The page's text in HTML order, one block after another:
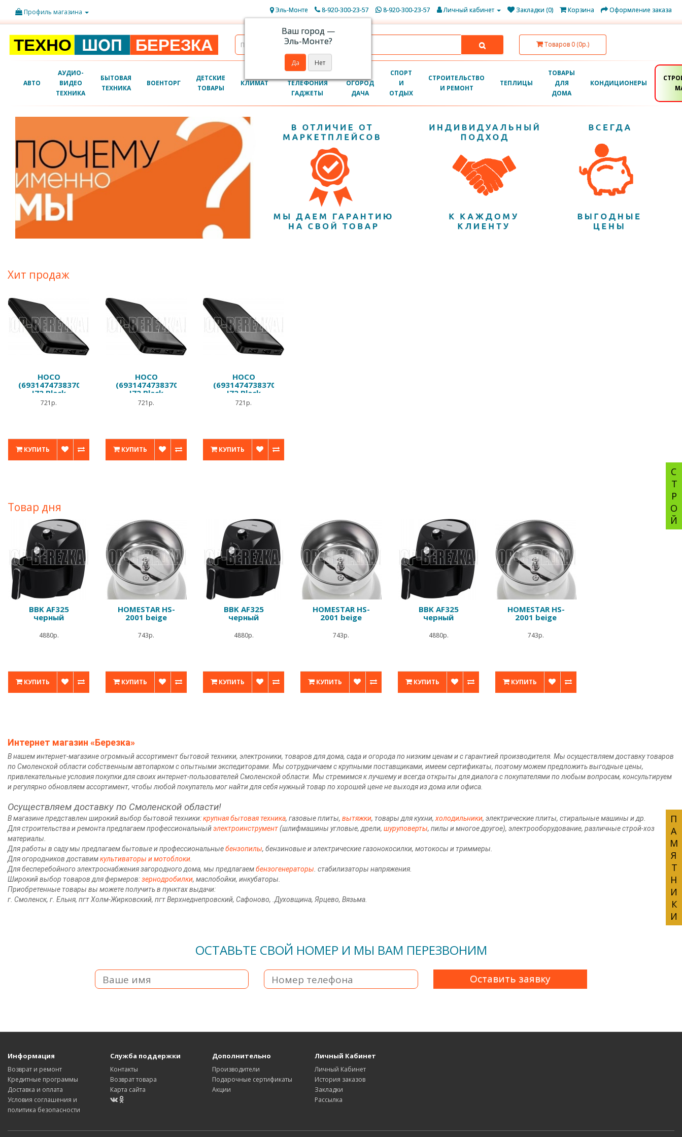
СТРОЙ
ПАМЯТНИКИ
Профиль магазина Эль-Монте
Ваш город —
Эль-Монте?
8-920-300-23-57 8-920-300-23-57 Личный кабинет Закладки (0) Корзина Оформление заказа
Товаров 0 (0р.)
АВТО
АУДИО-
ВИДЕО
ТЕХНИКА
БЫТОВАЯ
ТЕХНИКА
ВОЕНТОРГ
ДЕТСКИЕ
ТОВАРЫ
КЛИМАТ
КОМПЬЮТЕРЫ
ТЕЛЕФОНИЯ
ГАДЖЕТЫ
ОГОРОД
ДАЧА
СПОРТ
И
ОТДЫХ
СТРОИТЕЛЬСТВО
И РЕМОНТ
ТЕПЛИЦЫ
ТОВАРЫ
ДЛЯ
ДОМА
КОНДИЦИОНЕРЫ
Хит продаж
HOCO
(6931474738370)
J72 Black
10000mAh
721р.
КУПИТЬ
HOCO
(6931474738370)
J72 Black
10000mAh
721р.
КУПИТЬ
HOCO
(6931474738370)
J72 Black
10000mAh
721р.
КУПИТЬ
Товар дня
BBK AF325
черный
4880р.
КУПИТЬ
HOMESTAR HS-
2001 beige
743р.
КУПИТЬ
BBK AF325
черный
4880р.
КУПИТЬ
HOMESTAR HS-
2001 beige
743р.
КУПИТЬ
BBK AF325
черный
4880р.
КУПИТЬ
HOMESTAR HS-
2001 beige
743р.
КУПИТЬ
Интернет магазин «Березка»
В нашем интернет-магазине огромный ассортимент бытовой техники, электроники, товаров для дома, сада и огорода по низким ценам и с гарантией производителя. Мы осуществляем доставку товаров
по Смоленской области собственным автопарком с опытными экспедиторами. Мы сотрудничаем с крупными поставщиками, имеем сертификаты, поэтому можем предложить выгодные цены,
привлекательные условия покупки для своих интернет-пользователей Смоленской области. Мы стремимся к лучшему и всегда открыты для диалога с покупателями по любым вопросам, консультируем
и регулярно обновляем ассортимент, чтобы любой покупатель мог найти для себя нужный товар по хорошей цене не выходя из дома или офиса.
Осуществляем доставку по Смоленской области!
В магазине представлен широкий выбор бытовой техники:крупная бытовая техника, газовые плиты, вытяжки, товары для кухни, холодильники, электрические плиты, стиральные машины и др.
Для строительства и ремонта предлагаем профессиональныйэлектроинструмент(шлифмашины угловые, дрели, шуруповерты, пилы и многое другое), электрооборудование, различные строй-хоз
материалы.
Для работы в саду мы предлагаем бытовые и профессиональныебензопилы, бензиновые и электрические газонокосилки, мотокосы и триммеры.
Для огородников доставимкультиваторы и мотоблоки
Для бесперебойного электроснабжения загородного дома, мы предлагаембензогенераторы . стабилизаторы напряжения.
Широкий выбор товаров для фермеров:зернодробилки, маслобойки, инкубаторы.
Приобретенные товары вы можете получить в пунктах выдачи:
г. Смоленск, г. Ельня, пгт Холм-Жирковский, пгт Верхнеднепровский, Сафоново, .Духовщина, Ярцево, Вязьма.
ОСТАВЬТЕ СВОЙ НОМЕР И МЫ ВАМ ПЕРЕЗВОНИМ
Оставить заявку
Информация
Возврат и ремонт
Кредитные программы
Доставка и оплата
Условия соглашения и
политика безопасности
Служба поддержки
Контакты
Возврат товара
Карта сайта
Дополнительно
Производители
Подарочные сертификаты
Акции
Личный Кабинет
Личный Кабинет
История заказов
Закладки
Рассылка